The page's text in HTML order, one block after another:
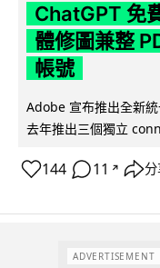
ChatGPT 免
體修圖兼整
帳號
Adobe 宣布推出全新
去年推出三個獨立
144 11 ↗
ADVERTISEMENT